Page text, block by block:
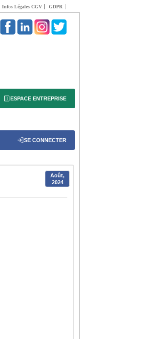
Infos Légales CGV GDPR
ESPACE ENTREPRISE
SE CONNECTER
Août,
2024